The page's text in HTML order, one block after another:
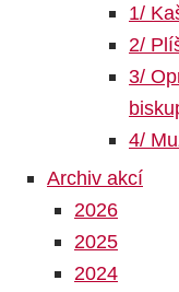
1/
2/
3/
4/
Archiv akcí
2026
2025
2024